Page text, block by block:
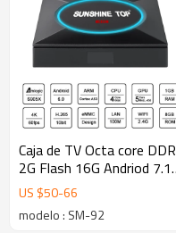
Caja de TV Octa core DDR
2G Flash 16G Andriod 7.1
Caja de TV OTT opcional
Bluetooth de Amlogic S912
4K
US $50-66
modelo : SM-92